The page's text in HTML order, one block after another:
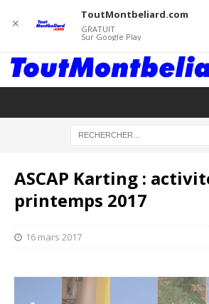
ASCAP Karting :
printemps 2017
16 mars 2017
✕
ToutMontbeliard.com
GRATUIT
Sur Google Play